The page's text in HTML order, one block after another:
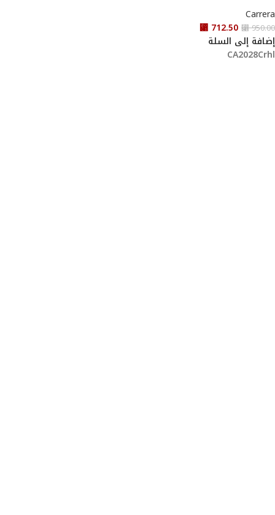
Carrera
⃁950.00
⃁ 712.50
إضافة إلى السلة
CA2028Crhl